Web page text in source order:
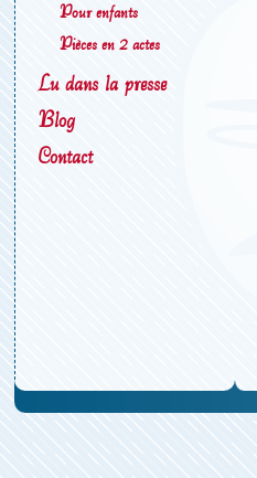
Pour enfants
Pièces en 2 actes
Lu dans la presse
Blog
Contact